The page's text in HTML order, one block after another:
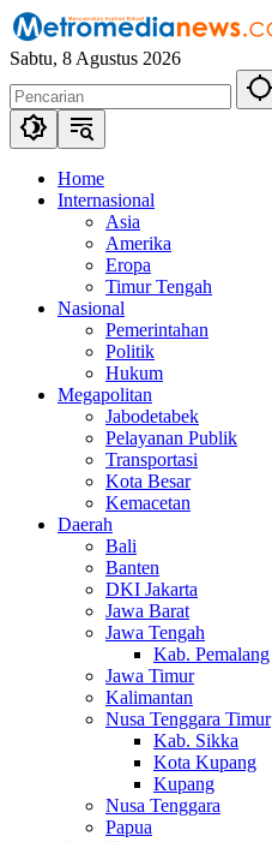
Langsung
ke
konten
Sabtu, 8 Agustus 2026
Home
Internasional
Asia
Amerika
Eropa
Timur Tengah
Nasional
Pemerintahan
Politik
Hukum
Megapolitan
Jabodetabek
Pelayanan Publik
Transportasi
Kota Besar
Kemacetan
Daerah
Bali
Banten
DKI Jakarta
Jawa Barat
Jawa Tengah
Kab. Pemalang
Jawa Timur
Kalimantan
Nusa Tenggara Timur
Kab. Sikka
Kota Kupang
Kupang
Nusa Tenggara
Papua